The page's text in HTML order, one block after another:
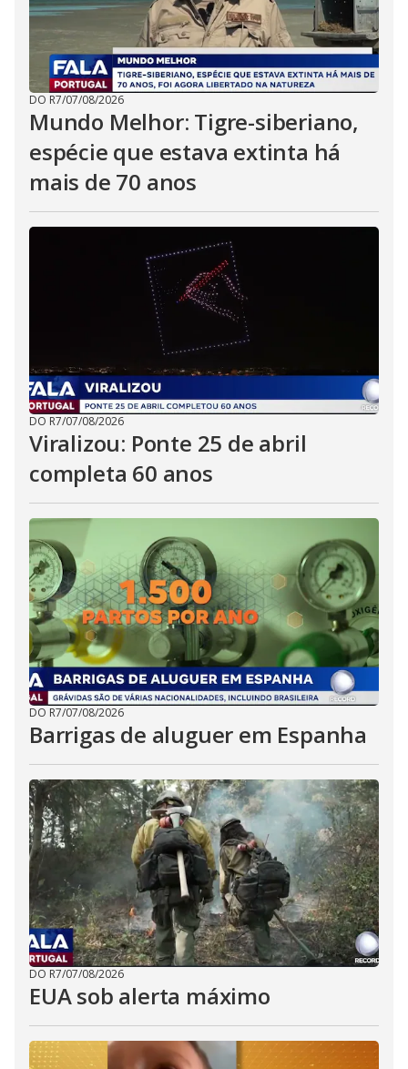
DO R7/07/08/2026
Mundo Melhor: Tigre-siberiano,
espécie que estava extinta há
mais de 70 anos
DO R7/07/08/2026
Viralizou: Ponte 25 de abril
completa 60 anos
DO R7/07/08/2026
Barrigas de aluguer em Espanha
DO R7/07/08/2026
EUA sob alerta máximo